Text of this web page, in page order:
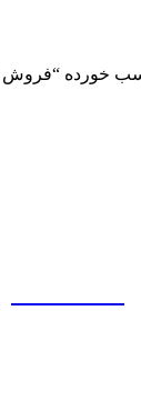
خورده “فروش